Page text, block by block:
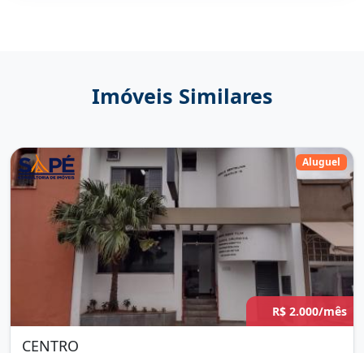
Imóveis Similares
Aluguel
R$ 2.000/mês
CENTRO